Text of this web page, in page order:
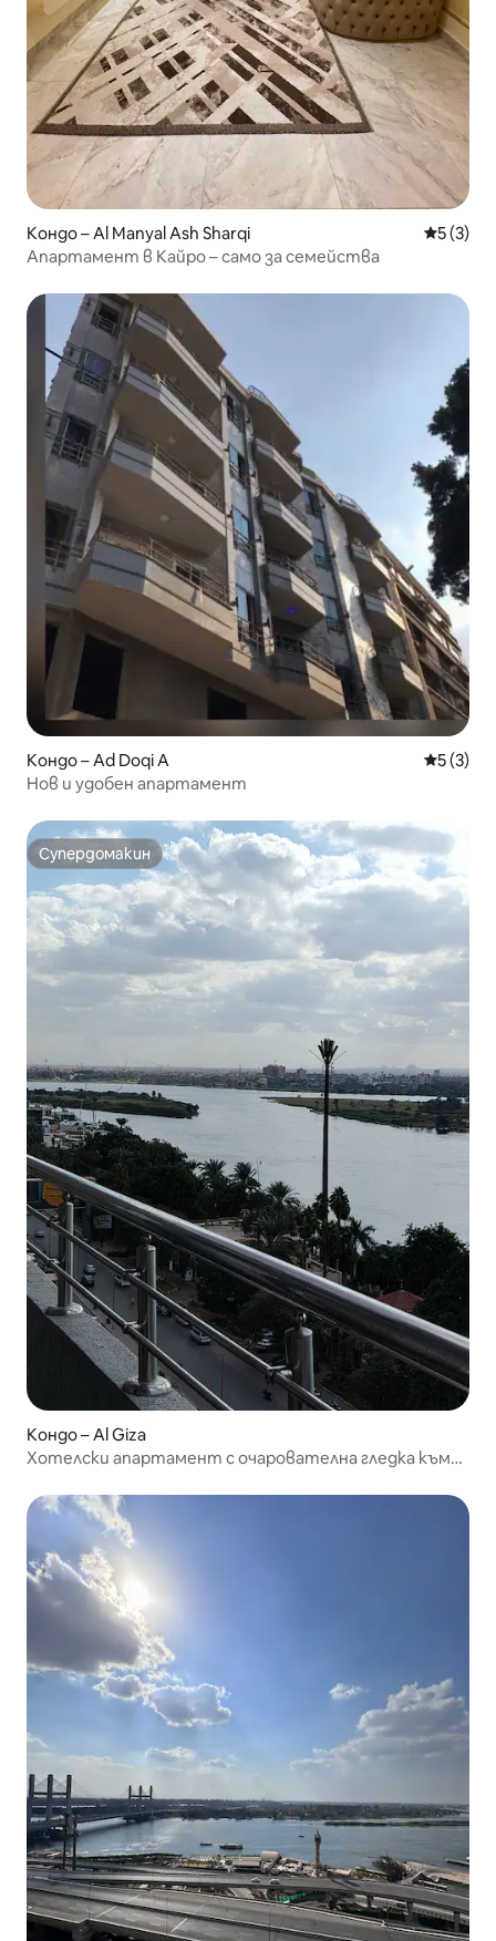
Кондо – Al Manyal Ash Sharqi Средна
5 (3)
Апартамент в Кайро – само за семейства
Кондо – Ad Doqi A Средна
5 (3)
Нов и удобен апартамент
Супердомакин
Супердомакин
Кондо – Al Giza
Хотелски апартамент с очарователна гледка към